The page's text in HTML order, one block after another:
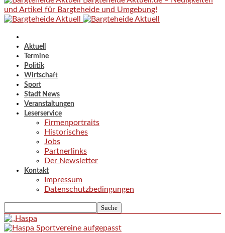
und Artikel für Bargteheide und Umgebung!
Aktuell
Termine
Politik
Wirtschaft
Sport
Stadt News
Veranstaltungen
Leserservice
Firmenportraits
Historisches
Jobs
Partnerlinks
Der Newsletter
Kontakt
Impressum
Datenschutzbedingungen